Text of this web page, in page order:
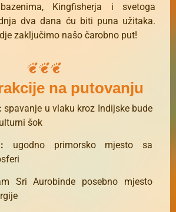
Kingfisherja i svetoga
dva dana ću biti puna užitaka.
zaključimo našo čarobno put!
na putovanju
spavanje u vlaku kroz Indijske bude
šok
ugodno primorsko mjesto sa
Sri Aurobinde posebno mjesto